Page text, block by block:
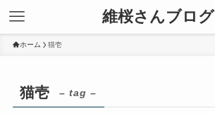
維桜さんブログ
ホーム 猫壱
猫壱 – tag –